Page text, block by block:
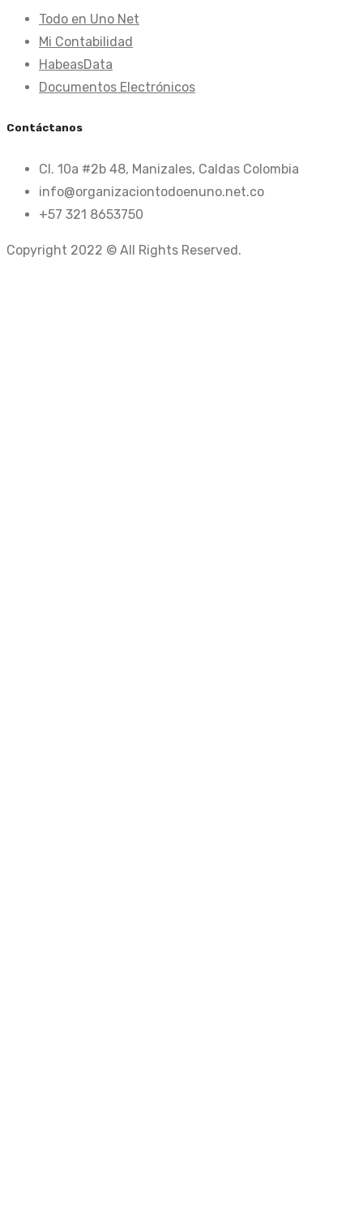
Todo en Uno Net
Mi Contabilidad
HabeasData
Documentos Electrónicos
Contáctanos
Cl. 10a #2b 48, Manizales, Caldas Colombia
info@organizaciontodoenuno.net.co
+57 321 8653750
Copyright 2022 © All Rights Reserved.